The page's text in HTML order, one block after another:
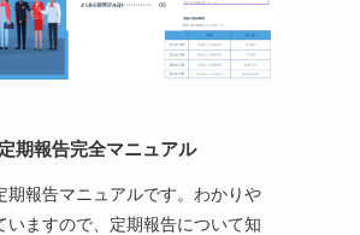
期報告完全マニュアル
期報告マニュアルです。わかりや
いますので、定期報告について知